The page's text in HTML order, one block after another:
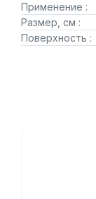
Применение :
Размер, см :
Поверхность :